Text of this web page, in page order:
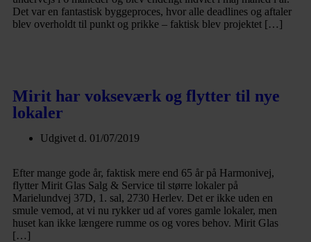
Det var en fantastisk byggeproces, hvor alle deadlines og aftaler
blev overholdt til punkt og prikke – faktisk blev projektet […]
Mirit har vokseværk og flytter til nye
lokaler
Udgivet d. 01/07/2019
Efter mange gode år, faktisk mere end 65 år på Harmonivej,
flytter Mirit Glas Salg & Service til større lokaler på
Marielundvej 37D, 1. sal, 2730 Herlev. Det er ikke uden en
smule vemod, at vi nu rykker ud af vores gamle lokaler, men
huset kan ikke længere rumme os og vores behov. Mirit Glas
[…]